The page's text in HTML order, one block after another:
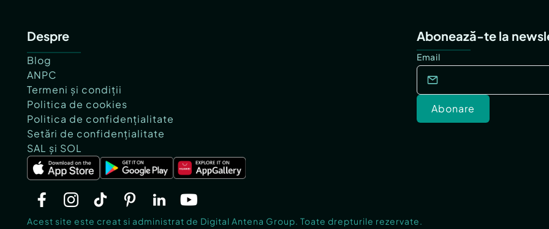
Despre
Blog
ANPC
Termeni și condiții
Politica de cookies
Politica de confidențialitate
Setări de confidențialitate
SAL și SOL
Abonează-te la
Email
Abonare
Acest site este creat si administrat de Digital Antena Group. Toate drepturile rezervate.